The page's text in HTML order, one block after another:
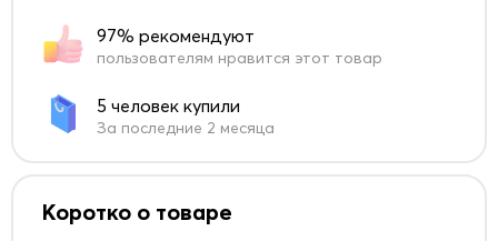
97% рекомендуют
пользователям нравится этот товар
5 человек купили
За последние 2 месяца
Коротко о товаре